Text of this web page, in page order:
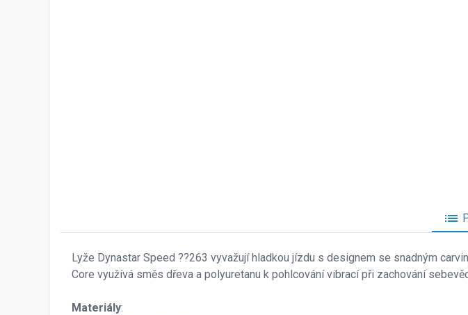
list
Lyže Dynastar Speed ??263 vyvažují hladkou jízdu s designem se snadným
Core využívá směs dřeva a polyuretanu k pohlcování vibrací při zachování
Materiály: